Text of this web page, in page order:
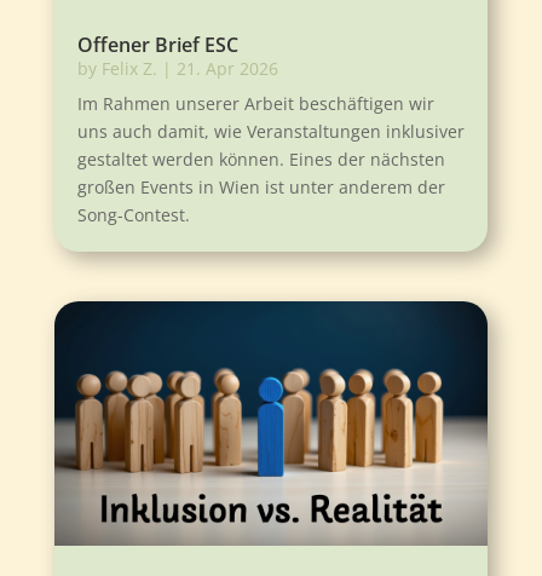
Offener Brief ESC
by Felix Z. | 21. Apr 2026
Im Rahmen unserer Arbeit beschäftigen wir
uns auch damit, wie Veranstaltungen inklusiver
gestaltet werden können. Eines der nächsten
großen Events in Wien ist unter anderem der
Song-Contest.